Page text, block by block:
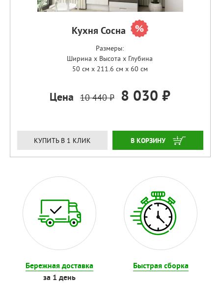
Кухня Сосна
Размеры:
Ширина x Высота x Глубина
50 см x 211.6 см x 60 см
Цена 10 440 ₽ 8 030 ₽
КУПИТЬ В 1 КЛИК ЗАКАЗАТЬ
Бережная доставка
за 1 день
Быстрая сборка